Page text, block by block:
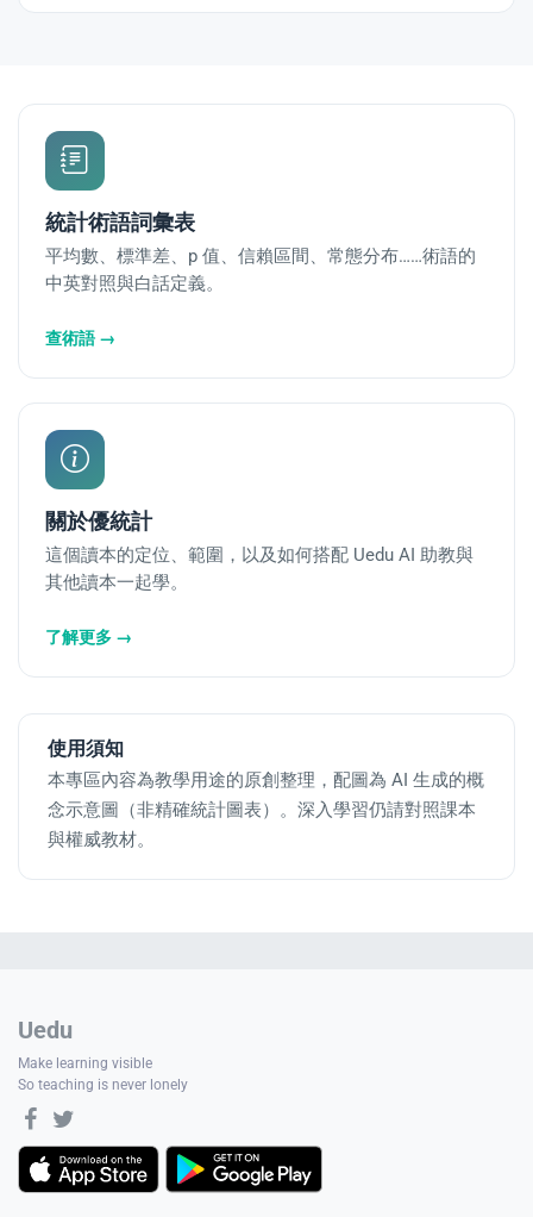
統計術語詞彙表
平均數、標準差、p 值、信賴區間、常態分布……術語的
中英對照與白話定義。
查術語 →
關於優統計
這個讀本的定位、範圍，以及如何搭配 Uedu AI 助教與
其他讀本一起學。
了解更多 →
使用須知
本專區內容為教學用途的原創整理，配圖為 AI 生成的概
念示意圖（非精確統計圖表）。深入學習仍請對照課本
與權威教材。
Uedu
Make learning visible
So teaching is never lonely